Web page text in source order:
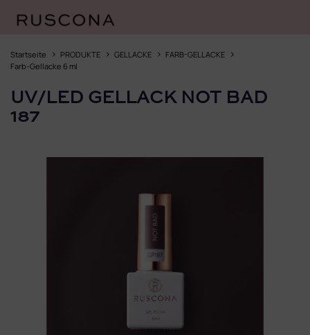
Inhalt
springen
Startseite PRODUKTE GELLACKE
FARB-GELLACKE
Farb-Gellacke 6 ml
UV/LED GELLACK NOT BAD
187